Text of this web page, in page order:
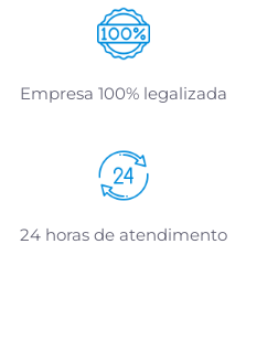
Empresa 100% legalizada
24 horas de atendimento